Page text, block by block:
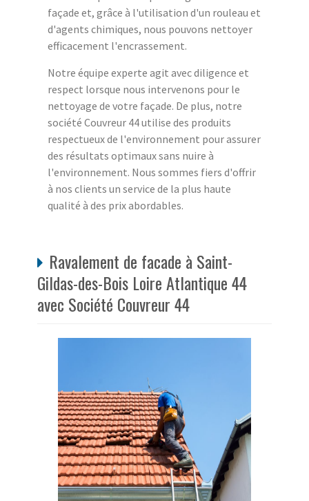
façade et, grâce à l'utilisation d'un rouleau et
d'agents chimiques, nous pouvons nettoyer
efficacement l'encrassement.
Notre équipe experte agit avec diligence et
respect lorsque nous intervenons pour le
nettoyage de votre façade. De plus, notre
société Couvreur 44 utilise des produits
respectueux de l'environnement pour assurer
des résultats optimaux sans nuire à
l'environnement. Nous sommes fiers d'offrir
à nos clients un service de la plus haute
qualité à des prix abordables.
Ravalement de facade à Saint-
Gildas-des-Bois Loire Atlantique 44
avec Société Couvreur 44